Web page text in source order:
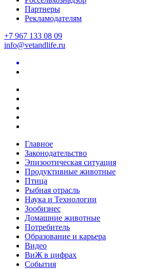
Партнеры
Рекламодателям
+7 967 133 08 09
info@vetandlife.ru
Главное
Законодательство
Эпизоотическая ситуация
Продуктивные животные
Птица
Рыбная отрасль
Наука и Технологии
Зообизнес
Домашние животные
Потребитель
Образование и карьера
Видео
ВиЖ в цифрах
События